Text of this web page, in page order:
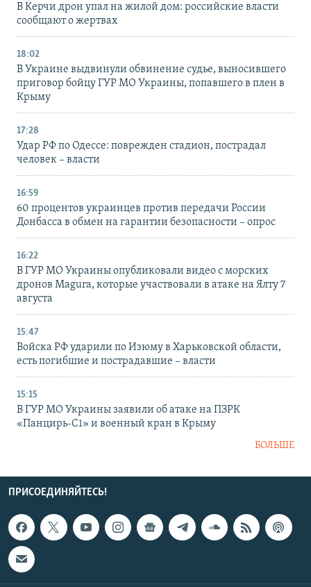
В Керчи дрон упал на жилой дом: российские власти
сообщают о жертвах
18:02
В Украине выдвинули обвинение судье, выносившего
приговор бойцу ГУР МО Украины, попавшего в плен в
Крыму
17:28
Удар РФ по Одессе: поврежден стадион, пострадал
человек – власти
16:59
60 процентов украинцев против передачи России
Донбасса в обмен на гарантии безопасности – опрос
16:22
В ГУР МО Украины опубликовали видео с морских
дронов Magura, которые участвовали в атаке на Ялту 7
августа
15:47
Войска РФ ударили по Изюму в Харьковской области,
есть погибшие и пострадавшие – власти
15:15
В ГУР МО Украины заявили об атаке на ПЗРК
«Панцирь-С1» и военный кран в Крыму
БОЛЬШЕ
ПРИСОЕДИНЯЙТЕСЬ!